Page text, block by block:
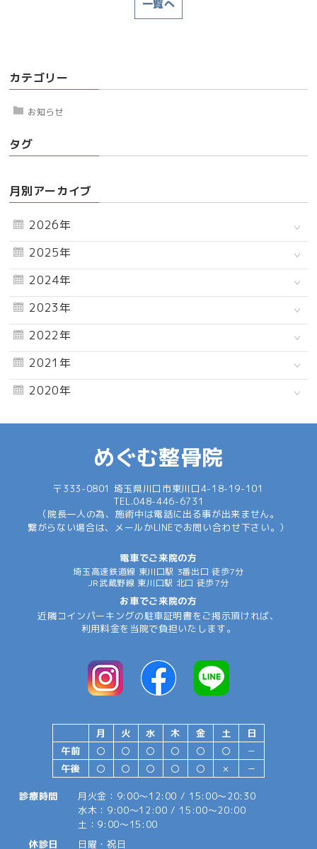
一覧へ
カテゴリー
お知らせ
タグ
月別アーカイブ
2026年
2025年
2024年
2023年
2022年
2021年
2020年
めぐむ整骨院
〒333-0801 埼玉県川口市東川口4-18-19-101
TEL.048-446-6731
（院長一人の為、施術中は電話に出る事が出来ません。
繋がらない場合は、メールかLINEでお問い合わせ下さい。）
電車でご来院の方
埼玉高速鉄道線 東川口駅 3番出口 徒歩7分
JR武蔵野線 東川口駅 北口 徒歩7分
お車でご来院の方
近隣コインパーキングの駐車証明書をご掲示頂ければ、
利用料金を当院で負担いたします。
月 火 水 木 金 土
日
午前
〇 〇 〇 〇 〇 〇
－
午後
〇 〇 〇 〇 〇 × －
診療時間
月火金：9:00～12:00 / 15:00～20:30
水木：9:00～12:00 / 15:00～20:00
土：9:00～15:00
休診日
日曜・祝日